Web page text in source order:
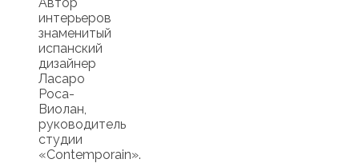
интерьеров
знаменитый
испанский
дизайнер
Ласаро
Роса-
Виолан,
руководитель
студии
«Contemporain».